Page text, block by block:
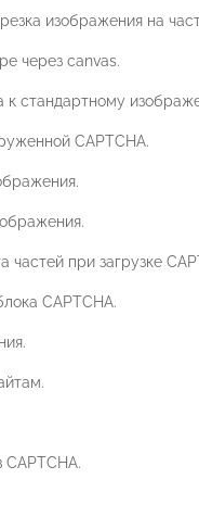
изображения на
через canvas.
к стандартному
CAPTCHA.
частей при загрузке
CAPTCHA.